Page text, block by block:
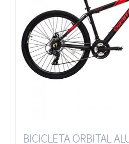
BICICLETA ORBITAL